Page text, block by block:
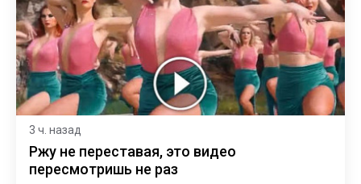
3 ч. назад
Ржу не переставая, это видео
пересмотришь не раз